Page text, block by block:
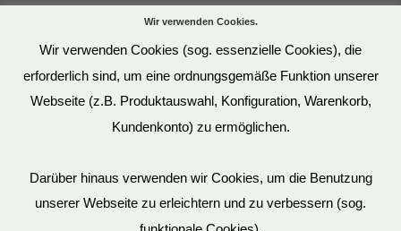
Wir verwenden Cookies.
Wir verwenden Cookies (sog. essenzielle Cookies), die
erforderlich sind, um eine ordnungsgemäße Funktion unserer
Webseite (z.B. Produktauswahl, Konfiguration, Warenkorb,
Kundenkonto) zu ermöglichen.
Darüber hinaus verwenden wir Cookies, um die Benutzung
unserer Webseite zu erleichtern und zu verbessern (sog.